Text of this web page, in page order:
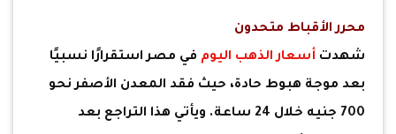
محرر الأقباط متحدون
شهدت أسعار الذهب اليوم في مصر استقرارًا نسبيًا
بعد موجة هبوط حادة، حيث فقد المعدن الأصفر نحو
700 جنيه خلال 24 ساعة. ويأتي هذا التراجع بعد